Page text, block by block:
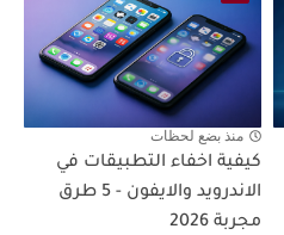
منذ بضع لحظات
كيفية اخفاء التطبيقات في
الاندرويد والايفون - 5 طرق
مجربة 2026